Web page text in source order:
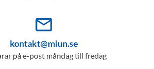
mail_outline
kontakt@miun.se
på e-post måndag till fredag